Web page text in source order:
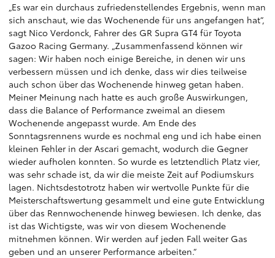
„Es war ein durchaus zufriedenstellendes Ergebnis, wenn man
sich anschaut, wie das Wochenende für uns angefangen hat“,
sagt Nico Verdonck, Fahrer des GR Supra GT4 für Toyota
Gazoo Racing Germany. „Zusammenfassend können wir
sagen: Wir haben noch einige Bereiche, in denen wir uns
verbessern müssen und ich denke, dass wir dies teilweise
auch schon über das Wochenende hinweg getan haben.
Meiner Meinung nach hatte es auch große Auswirkungen,
dass die Balance of Performance zweimal an diesem
Wochenende angepasst wurde. Am Ende des
Sonntagsrennens wurde es nochmal eng und ich habe einen
kleinen Fehler in der Ascari gemacht, wodurch die Gegner
wieder aufholen konnten. So wurde es letztendlich Platz vier,
was sehr schade ist, da wir die meiste Zeit auf Podiumskurs
lagen. Nichtsdestotrotz haben wir wertvolle Punkte für die
Meisterschaftswertung gesammelt und eine gute Entwicklung
über das Rennwochenende hinweg bewiesen. Ich denke, das
ist das Wichtigste, was wir von diesem Wochenende
mitnehmen können. Wir werden auf jeden Fall weiter Gas
geben und an unserer Performance arbeiten.“